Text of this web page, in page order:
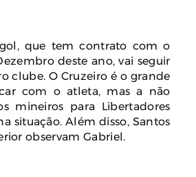
que tem contrato com o
deste ano, vai seguir
clube. O Cruzeiro é o grande
com o atleta, mas a não
mineiros para Libertadores
situação. Além disso, Santos
observam Gabriel.